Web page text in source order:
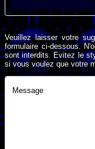
Veuillez laisser votre
formulaire ci-dessous.
sont interdits. Evitez le
si vous voulez que votre
Message